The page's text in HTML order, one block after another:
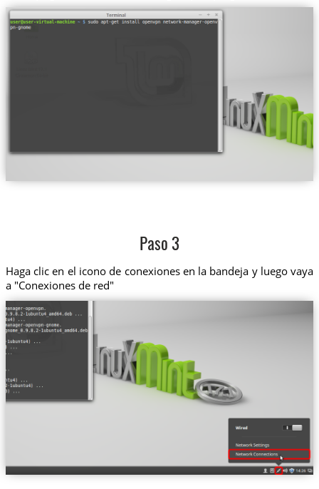
Paso 3
Haga clic en el icono de conexiones en la bandeja y luego vaya
a "Conexiones de red"